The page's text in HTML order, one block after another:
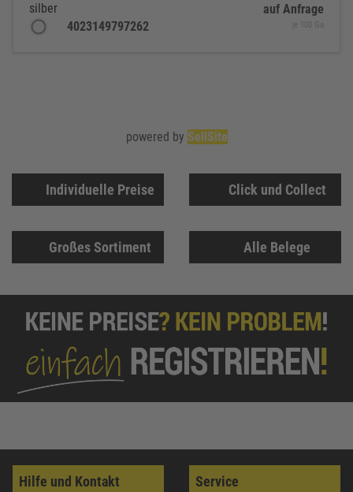
silber
4023149797262
auf Anfrage
je 100 Ga
Individuelle Preise Click und Collect
Großes Sortiment Alle Belege
Hilfe und Kontakt Service
powered by SellSite